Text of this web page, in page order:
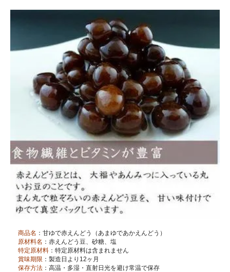
商品名 ：甘ゆで赤えんどう（あまゆであかえんどう）
原材料名 ：赤えんどう豆、砂糖、塩
特定原材料 ：特定原材料は含まれません
賞味期限 ：製造日より12ヶ月
保存方法 ：高温・多湿・直射日光を避け常温で保存